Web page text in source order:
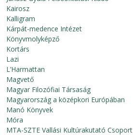
Kairosz
Kalligram
Kárpát-medence Intézet
Könyvmolyképző
Kortárs
Lazi
L’Harmattan
Magvető
Magyar Filozófiai Társaság
Magyarország a középkori Európában
Manó Könyvek
Móra
MTA-SZTE Vallási Kultúrakutató Csoport